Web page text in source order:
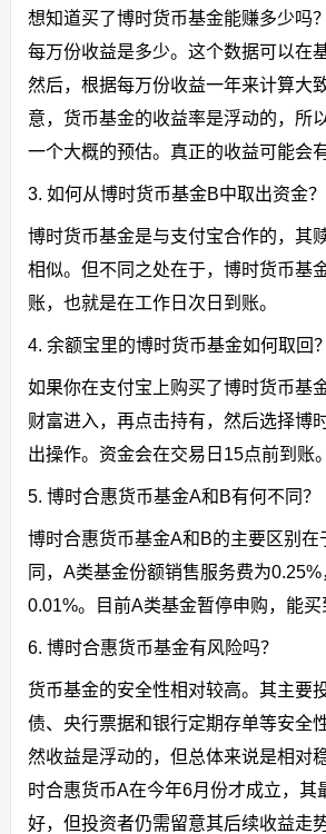
想知道买了博时货币基金能赚多少吗
每万份收益是多少。这个数据可以在
然后，根据每万份收益一年来计算大
意，货币基金的收益率是浮动的，所
一个大概的预估。真正的收益可能会
3. 如何从博时货币基金B中取出资金？
博时货币基金是与支付宝合作的，其
相似。但不同之处在于，博时货币基
账，也就是在工作日次日到账。
4. 余额宝里的博时货币基金如何取回？
如果你在支付宝上购买了博时货币基
财富进入，再点击持有，然后选择博
出操作。资金会在交易日15点前到账。
5. 博时合惠货币基金A和B有何不同？
博时合惠货币基金A和B的主要区别在
同，A类基金份额销售服务费为
0.01%。目前A类基金暂停申购，能买
6. 博时合惠货币基金有风险吗？
货币基金的安全性相对较高。其主要
债、央行票据和银行定期存单等安全
然收益是浮动的，但总体来说是相对
时合惠货币A在今年6月份才成立，其
好，但投资者仍需留意其后续收益走